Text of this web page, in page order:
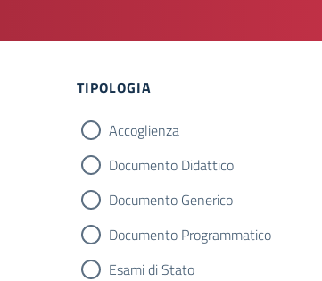
TIPOLOGIA
Accoglienza
Documento Didattico
Documento Generico
Documento Programmatico
Esami di Stato